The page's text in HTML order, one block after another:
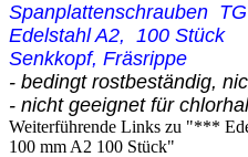
Spanplattenschrauben
Edelstahl A2, 100 Stück
Senkkopf, Fräsrippe
- bedingt rostbeständig,
- nicht geeignet für
Weiterführende Links zu "***
100 mm A2 100 Stück"